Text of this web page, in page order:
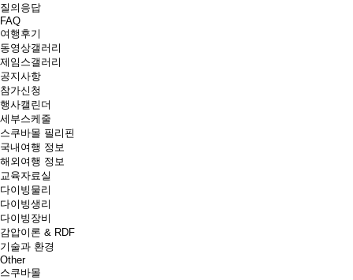
질의응답
FAQ
여행후기
동영상갤러리
제임스갤러리
공지사항
참가신청
행사캘린더
세부스케줄
스쿠바몰 필리핀
국내여행 정보
해외여행 정보
교육자료실
다이빙물리
다이빙생리
다이빙장비
감압이론 & RDF
기술과 환경
Other
스쿠바몰